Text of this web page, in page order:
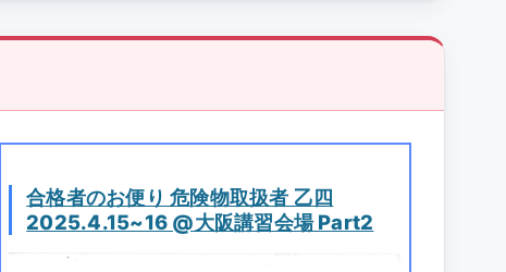
合格者のお便り 危険物取扱者 乙四
2025.4.15~16 @大阪講習会場 Part2